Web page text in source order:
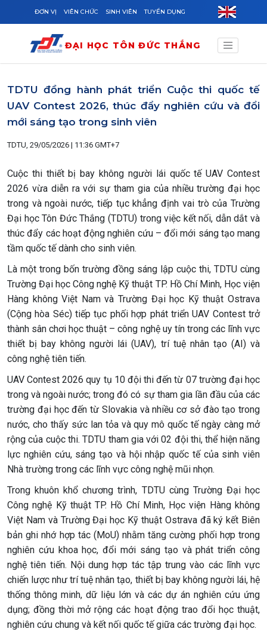
Skip to main content
ĐƠN VỊ VIÊN CHỨC SINH VIÊN TUYỂN DỤNG
ĐẠI HỌC TÔN ĐỨC THẮNG
TDTU đồng hành phát triển Cuộc thi quốc tế
UAV Contest 2026, thúc đẩy nghiên cứu và đổi
mới sáng tạo trong sinh viên
TDTU, 29/05/2026 | 11:36 GMT+7
Cuộc thi thiết bị bay không người lái quốc tế UAV Contest
2026 vừa diễn ra với sự tham gia của nhiều trường đại học
trong và ngoài nước, tiếp tục khẳng định vai trò của Trường
Đại học Tôn Đức Thắng (TDTU) trong việc kết nối, dẫn dắt và
thúc đẩy các hoạt động nghiên cứu – đổi mới sáng tạo mang
tầm quốc tế dành cho sinh viên.
Là một trong bốn trường đồng sáng lập cuộc thi, TDTU cùng
Trường Đại học Công nghệ Kỹ thuật TP. Hồ Chí Minh, Học viện
Hàng không Việt Nam và Trường Đại học Kỹ thuật Ostrava
(Cộng hòa Séc) tiếp tục phối hợp phát triển UAV Contest trở
thành sân chơi học thuật – công nghệ uy tín trong các lĩnh vực
thiết bị bay không người lái (UAV), trí tuệ nhân tạo (AI) và
công nghệ tiên tiến.
UAV Contest 2026 quy tụ 10 đội thi đến từ 07 trường đại học
trong và ngoài nước; trong đó có sự tham gia lần đầu của các
trường đại học đến từ Slovakia và nhiều cơ sở đào tạo trong
nước, cho thấy sức lan tỏa và quy mô quốc tế ngày càng mở
rộng của cuộc thi. TDTU tham gia với 02 đội thi, thể hiện năng
lực nghiên cứu, sáng tạo và hội nhập quốc tế của sinh viên
Nhà trường trong các lĩnh vực công nghệ mũi nhọn.
Trong khuôn khổ chương trình, TDTU cùng Trường Đại học
Công nghệ Kỹ thuật TP. Hồ Chí Minh, Học viện Hàng không
Việt Nam và Trường Đại học Kỹ thuật Ostrava đã ký kết Biên
bản ghi nhớ hợp tác (MoU) nhằm tăng cường phối hợp trong
nghiên cứu khoa học, đổi mới sáng tạo và phát triển công
nghệ tiên tiến. Nội dung hợp tác tập trung vào các lĩnh vực
chiến lược như trí tuệ nhân tạo, thiết bị bay không người lái, hệ
thống thông minh, dữ liệu lớn và các dự án nghiên cứu ứng
dụng; đồng thời mở rộng các hoạt động trao đổi học thuật,
nghiên cứu chung và kết nối quốc tế giữa các trường đại học.